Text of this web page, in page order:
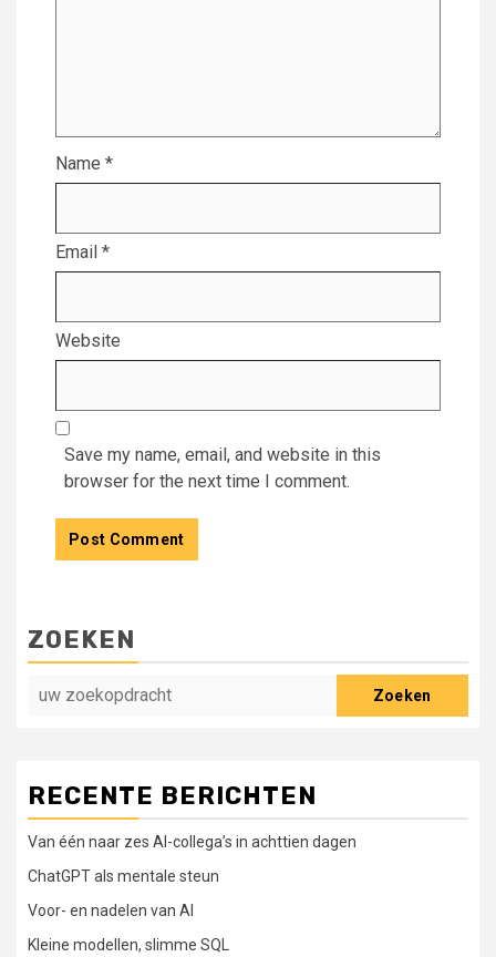
Name *
Email *
Website
Save my name, email, and website in this
browser for the next time I comment.
ZOEKEN
Zoeken
RECENTE BERICHTEN
Van één naar zes AI-collega’s in achttien dagen
ChatGPT als mentale steun
Voor- en nadelen van AI
Kleine modellen, slimme SQL